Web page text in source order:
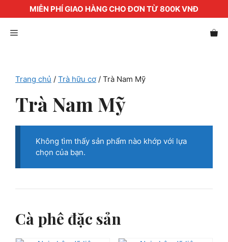
MIỄN PHÍ GIAO HÀNG CHO ĐƠN TỪ 800K VNĐ
đến Menu
Trang chủ / Trà hữu cơ / Trà Nam Mỹ
Trà Nam Mỹ
Không tìm thấy sản phẩm nào khớp với lựa
chọn của bạn.
Cà phê đặc sản